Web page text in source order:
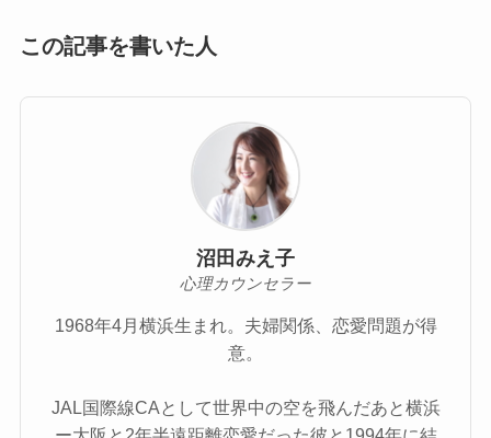
この記事を書いた人
沼田みえ子
心理カウンセラー
1968年4月横浜生まれ。夫婦関係、恋愛問題が得
意。
JAL国際線CAとして世界中の空を飛んだあと横浜